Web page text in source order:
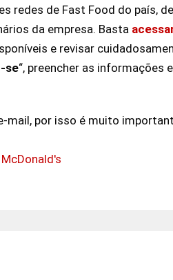
redes de Fast Food do país,
da empresa. Basta
e revisar
se“, preencher as informações
mail, por isso é muito